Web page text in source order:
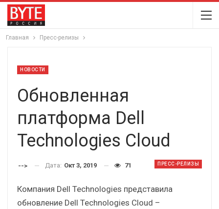
Главная Пресс-релизы
НОВОСТИ
Обновленная
платформа Dell
Technologies Cloud
ПРЕСС-РЕЛИЗЫ
--> Дата: Окт 3, 2019 71
Компания Dell Technologies представила
обновление Dell Technologies Cloud –